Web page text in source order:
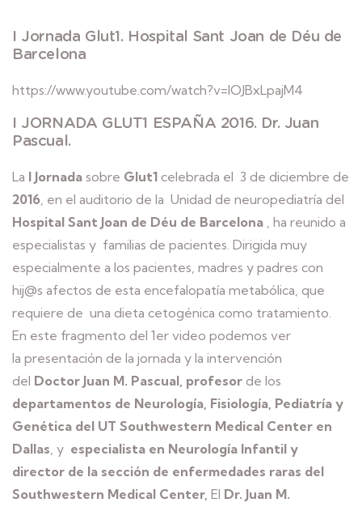
I Jornada Glut1. Hospital Sant Joan de Déu de
Barcelona
https://www.youtube.com/watch?v=IOJBxLpajM4
I JORNADA GLUT1 ESPAÑA 2016. Dr. Juan
Pascual.
La I Jornada sobre Glut1 celebrada el 3 de diciembre de
2016 , en el auditorio de la Unidad de neuropediatría del
Hospital Sant Joan de Déu de Barcelona , ha reunido a
especialistas y familias de pacientes. Dirigida muy
especialmente a los pacientes, madres y padres con
hij@s afectos de esta encefalopatía metabólica, que
requiere de una dieta cetogénica como tratamiento.
En este fragmento del 1er video podemos ver
la presentación de la jornada y la intervención
del Doctor Juan M. Pascual, profesor de los
departamentos de Neurología, Fisiología, Pediatría y
Genética del UT Southwestern Medical Center en
Dallas , y especialista en Neurología Infantil y
director de la sección de enfermedades raras del
Southwestern Medical Center, El Dr. Juan M.